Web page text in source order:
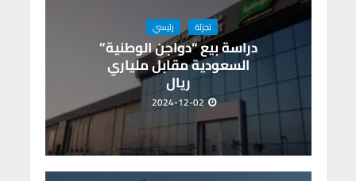
تجزئة رئيسي
دراسة بيع “دواجن الوطنية”
السعودية مقابل ملياري
ريال
2024-12-02